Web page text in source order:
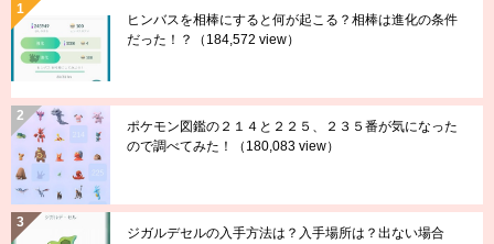
ヒンバスを相棒にすると何が起こる？相棒は進化の条件
だった！？
（184,572 view）
ポケモン図鑑の２１４と２２５、２３５番が気になった
ので調べてみた！
（180,083 view）
ジガルデセルの入手方法は？入手場所は？出ない場合